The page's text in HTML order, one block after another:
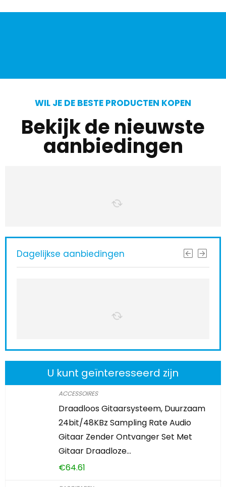
WIL JE DE BESTE PRODUCTEN KOPEN
Bekijk de nieuwste
aanbiedingen
Dagelijkse aanbiedingen
U kunt geïnteresseerd zijn
ACCESSOIRES
Draadloos Gitaarsysteem, Duurzaam
24bit/48KBz Sampling Rate Audio
Gitaar Zender Ontvanger Set Met
Gitaar Draadloze…
€64.61